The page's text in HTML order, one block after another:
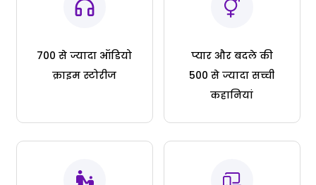
700 से ज्यादा ऑडियो
क्राइम स्टोरीज
प्यार और बदले की
500 से ज्यादा सच्ची
कहानियां